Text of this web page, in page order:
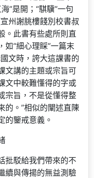
”是開；“騏驥”一句
州謝朓樓餞別校書叔
。此書有些處所則直
如“細心理睬”一篇末
文時，誇大這課書的
文講的主題或宗旨可
文中較難懂得的字或
宗旨，不是從懂得整
的。”相似的闡述直陳
的鑒戒意義。
批駁給我們帶來的不
續與傳揚的無益測驗